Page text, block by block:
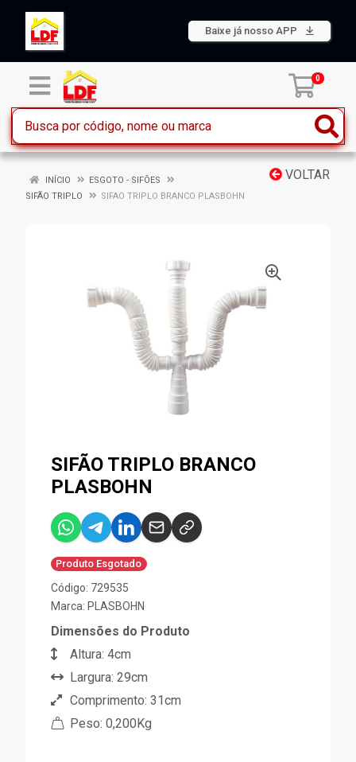
Baixe já nosso APP
0
VOLTAR
INÍCIO
ESGOTO - SIFÕES
SIFÃO TRIPLO
SIFAO TRIPLO BRANCO PLASBOHN
SIFÃO TRIPLO BRANCO
PLASBOHN
Produto Esgotado
Código: 729535
Marca: PLASBOHN
Dimensões do Produto
Altura: 4cm
Largura: 29cm
Comprimento: 31cm
Peso: 0,200Kg